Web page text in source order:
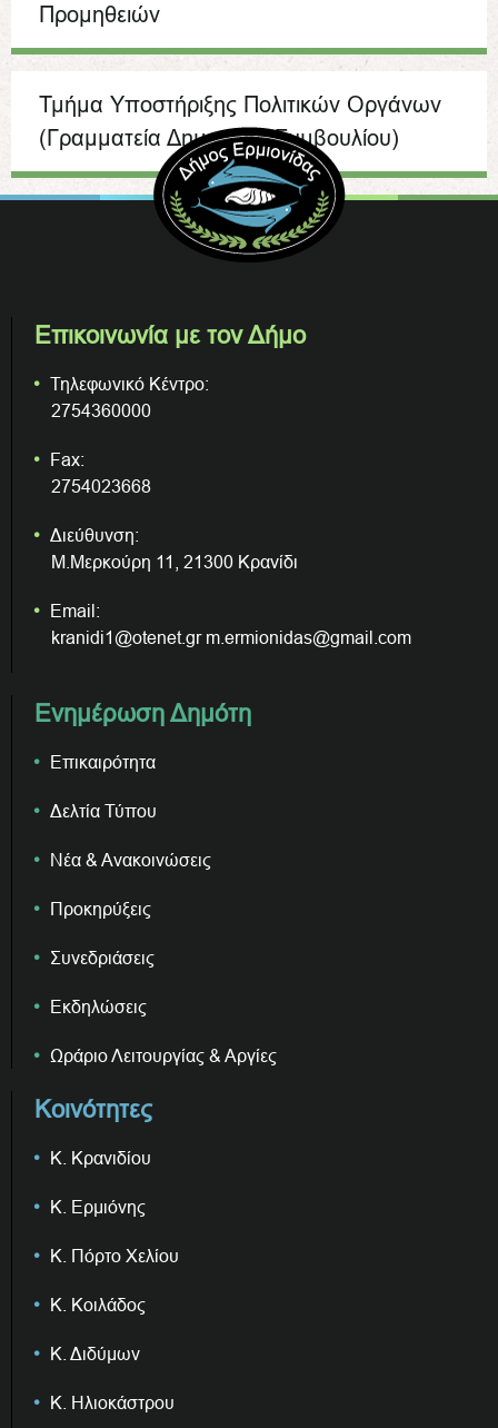
Προμηθειών
Τμήμα Υποστήριξης Πολιτικών Οργάνων
(Γραμματεία Δημοτικού Συμβουλίου)
Επικοινωνία με τον Δήμο
Τηλεφωνικό Κέντρο:
2754360000
Fax:
2754023668
Διεύθυνση:
Μ.Μερκούρη 11, 21300 Κρανίδι
Email:
kranidi1@otenet.gr m.ermionidas@gmail.com
Ενημέρωση Δημότη
Επικαιρότητα
Δελτία Τύπου
Νέα & Ανακοινώσεις
Προκηρύξεις
Συνεδριάσεις
Εκδηλώσεις
Ωράριο Λειτουργίας & Αργίες
Κοινότητες
Κ. Κρανιδίου
Κ. Ερμιόνης
Κ. Πόρτο Χελίου
Κ. Κοιλάδος
Κ. Διδύμων
Κ. Ηλιοκάστρου